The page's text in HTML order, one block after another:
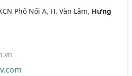
Phố Nối A, H. Văn Lâm, Hưng